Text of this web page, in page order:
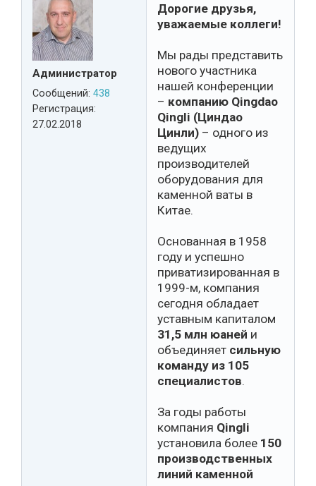
Администратор
Сообщений: 438
Регистрация:
27.02.2018
Дорогие друзья,
уважаемые коллеги!
Мы рады представить
нового участника
нашей конференции
– компанию Qingdao
Qingli (Циндао
Цинли) – одного из
ведущих
производителей
оборудования для
каменной ваты в
Китае.
Основанная в 1958
году и успешно
приватизированная в
1999-м, компания
сегодня обладает
уставным капиталом
31,5 млн юаней и
объединяет сильную
команду из 105
специалистов.
За годы работы
компания Qingli
установила более 150
производственных
линий каменной